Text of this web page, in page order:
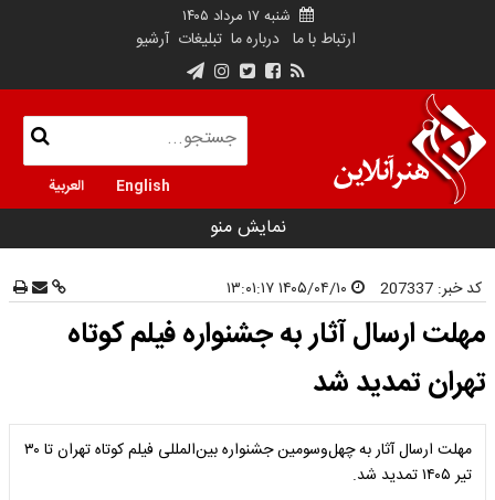
شنبه ۱۷ مرداد ۱۴۰۵
ارتباط با ما درباره ما تبلیغات آرشیو
English العربية
نمایش منو
کد خبر: 207337
مهلت ارسال آثار به جشنواره فیلم کوتاه
تهران تمدید شد
مهلت ارسال آثار به چهل‌وسومین جشنواره بین‌المللی فیلم کوتاه تهران تا ۳۰
تیر ۱۴۰۵ تمدید شد.